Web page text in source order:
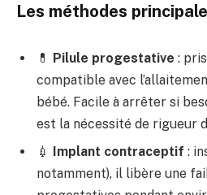
Les méthodes
💊 Pilule progestative :
compatible avec
bébé. Facile à arrêter si
est la nécessité de rigueur
💉 Implant contraceptif :
notamment), il libère une